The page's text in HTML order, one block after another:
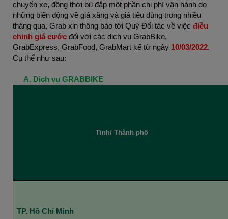
chuyến xe, đồng thời bù đắp một phần chi phí vận hành do
những biến động về giá xăng và giá tiêu dùng trong nhiều
tháng qua, Grab xin thông báo tới Quý Đối tác về việc điều
chỉnh giá cước đối với các dịch vụ GrabBike,
GrabExpress, GrabFood, GrabMart kể từ ngày 10/03/2022.
Cụ thể như sau:
Dịch vụ GRABBIKE
Tỉnh/ Thành phố
TP. Hồ Chí Minh